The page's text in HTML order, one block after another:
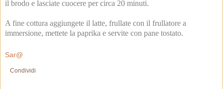
il brodo e lasciate cuocere per circa 20 minuti.
A fine cottura aggiungete il latte, frullate con il frullatore a
immersione, mettete la paprika e servite con pane tostato.
Sar@
Condividi